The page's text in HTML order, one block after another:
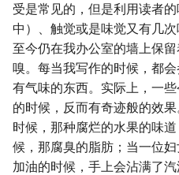
受是常见的，但是利用读者
中）、触觉或是味觉又有几
至今仍在我办公室的墙上保
嗅。每当我写作的时候，都
有气味的东西。实际上，一
的时候，反而有奇迹般的效
时候，那种腐烂的水果的味
候，那腐臭的脂肪；当一位
加油的时候，手上会沾满了